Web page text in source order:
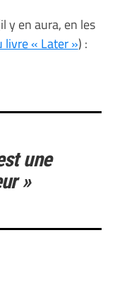
y en aura, en les
livre « Later ») :
une
»